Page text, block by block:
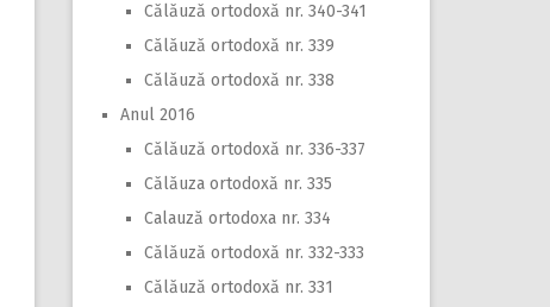
Călăuză ortodoxă nr. 340-341
Călăuză ortodoxă nr. 339
Călăuză ortodoxă nr. 338
Anul 2016
Călăuză ortodoxă nr. 336-337
Călăuza ortodoxă nr. 335
Calauză ortodoxa nr. 334
Călăuză ortodoxă nr. 332-333
Călăuză ortodoxă nr. 331